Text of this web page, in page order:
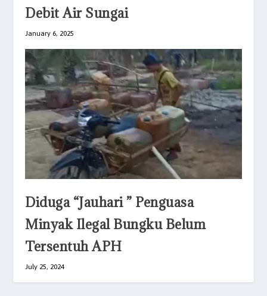
Debit Air Sungai
January 6, 2025
Diduga “Jauhari ” Penguasa
Minyak Ilegal Bungku Belum
Tersentuh APH
July 25, 2024